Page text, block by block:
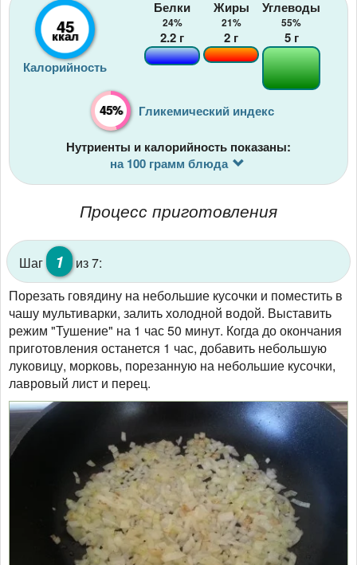
45
ккал
Калорийность
Белки
24%
2.2 г
Жиры
21%
2 г
Углеводы
55%
5г
45% Гликемический индекс
Нутриенты и калорийность показаны:
на 100 грамм блюда
Процесс приготовления
Шаг 1
из 7:
Порезать говядину на небольшие кусочки и поместить в
чашу мультиварки, залить холодной водой. Выставить
режим "Тушение" на 1 час 50 минут. Когда до окончания
приготовления останется 1 час, добавить небольшую
луковицу, морковь, порезанную на небольшие кусочки,
лавровый лист и перец.